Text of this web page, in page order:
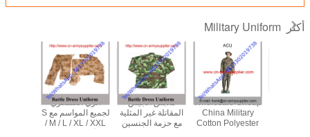
Military
الزي القتالي المدمج
السلس للطباعة في
التمويه الرقمي
الزي العسكري
لجميع المواسم مع S
/ M / L / XL / XXL
ملابس الجيش
المقاتلة غير المثلية
مع حزمة الجنسين
Wholesale Cheap
China Military
Cotton Polyester